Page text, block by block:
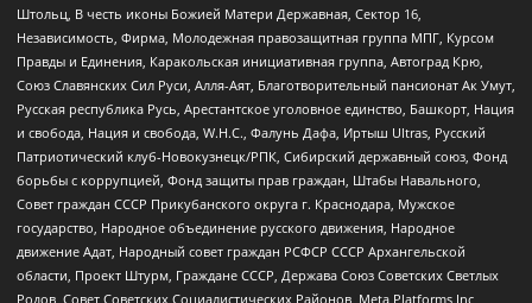
Штольц, В честь иконы Божией Матери Державная, Сектор 16,
Независимость, Фирма, Молодежная правозащитная группа МПГ, Курсом
Правды и Единения, Каракольская инициативная группа, Автоград Крю,
Союз Славянских Сил Руси, Алля-Аят, Благотворительный пансионат Ак Умут,
Русская республика Русь, Арестантское уголовное единство, Башкорт, Нация
и свобода, Нация и свобода, W.H.С., Фалунь Дафа, Иртыш Ultras, Русский
Патриотический клуб-Новокузнецк/РПК, Сибирский державный союз, Фонд
борьбы с коррупцией, Фонд защиты прав граждан, Штабы Навального,
Совет граждан СССР Прикубанского округа г. Краснодара, Мужское
государство, Народное объединение русского движения, Народное
движение Адат, Народный совет граждан РСФСР СССР Архангельской
области, Проект Штурм, Граждане СССР, Держава Союз Советских Светлых
Родов, Совет Советских Социалистических Районов, Meta Platforms Inc,